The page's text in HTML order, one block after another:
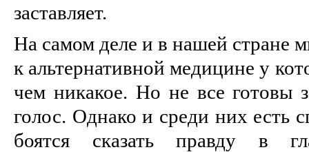
заставляет.
На самом деле и в нашей стране
к альтернативной медицине у
чем никакое. Но не все готовы
голос. Однако и среди них есть
боятся сказать правду в